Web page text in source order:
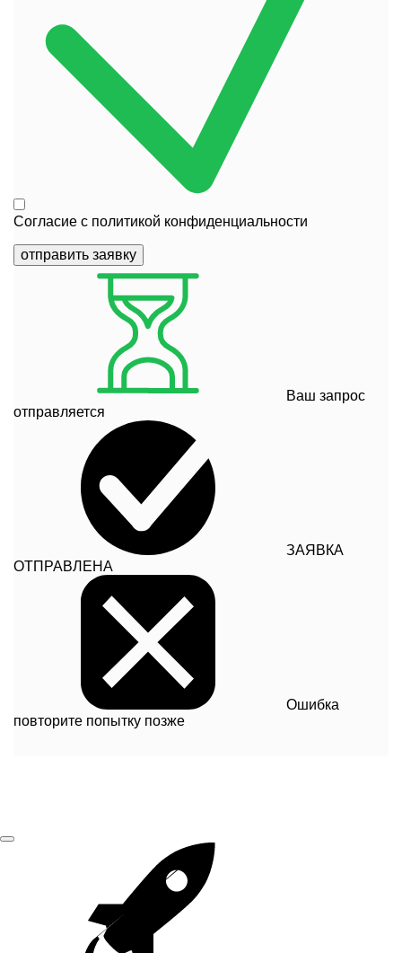
Согласие с политикой конфиденциальности
отправить заявку
Ваш запрос
отправляется
ЗАЯВКА
ОТПРАВЛЕНА
Ошибка
повторите попытку позже